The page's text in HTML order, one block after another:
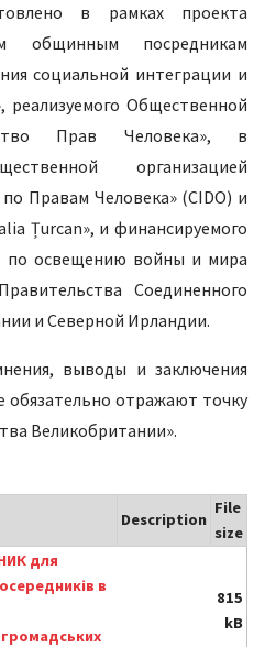
в рамках проекта
общинным посредникам
социальной интеграции и
реализуемого Общественной
Прав Человека», в
организацией
Правам Человека» (CIDO) и
Țurcan», и финансируемого
по освещению войны и мира
Соединенного
и Северной Ирландии.
выводы и заключения
отражают точку
Великобритании».
Description
File
size
815
kB